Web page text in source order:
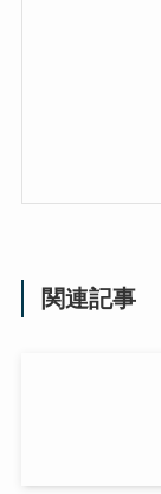
関連記事